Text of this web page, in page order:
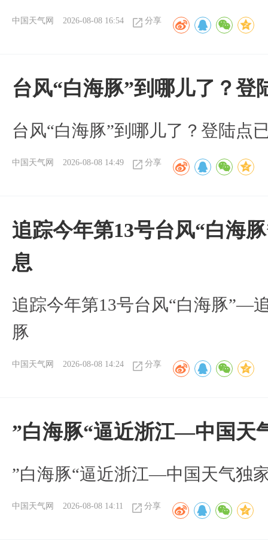
中国天气网 2026-08-08 16:54 分享
台风“白海豚”到哪儿了？登
台风“白海豚”到哪儿了？登陆点
中国天气网 2026-08-08 14:49 分享
追踪今年第13号台风“白海
息
追踪今年第13号台风“白海豚”—
豚
中国天气网 2026-08-08 14:24 分享
”白海豚“逼近浙江—中国天
​”白海豚“逼近浙江—中国天气独
中国天气网 2026-08-08 14:11 分享